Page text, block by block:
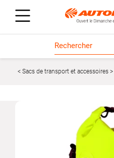
Sacs de transport et accessoires